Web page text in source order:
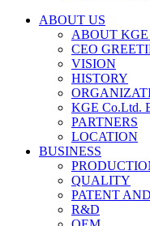
ABOUT US
ABOUT KGE
CEO
VISION
HISTORY
KGE Co.Ltd.
PARTNERS
LOCATION
BUSINESS
QUALITY
PATENT
R&D